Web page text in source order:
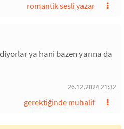
romantik sesli yazar
ya hani bazen yarına da
26.12.2024 21:32
gerektiğinde muhalif